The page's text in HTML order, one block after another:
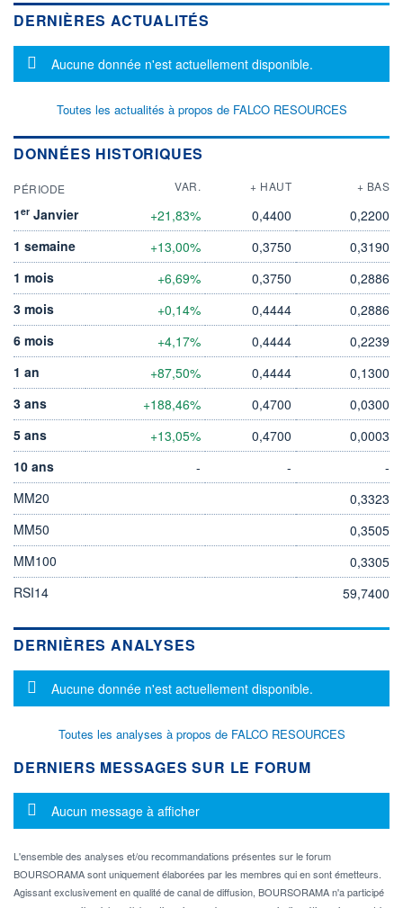
DERNIÈRES ACTUALITÉS
Message d'information
Aucune donnée n'est actuellement disponible.
Toutes les actualités à propos de FALCO RESOURCES
DONNÉES HISTORIQUES
PÉRIODE VAR. + HAUT + BAS
1er Janvier +21,83% 0,4400
0,2200
1 semaine
+13,00% 0,3750
0,3190
1 mois
+6,69% 0,3750
0,2886
3 mois
+0,14% 0,4444
0,2886
6 mois
+4,17% 0,4444
0,2239
1 an
+87,50% 0,4444
0,1300
3 ans
+188,46% 0,4700
0,0300
5 ans
+13,05% 0,4700
0,0003
10 ans
- -
-
MM20
0,3323
MM50
0,3505
MM100
0,3305
RSI14
59,7400
DERNIÈRES ANALYSES
Message d'information
Aucune donnée n'est actuellement disponible.
Toutes les analyses à propos de FALCO RESOURCES
DERNIERS MESSAGES SUR LE FORUM
Message d'information
Aucun message à afficher
L'ensemble des analyses et/ou recommandations présentes sur le forum
BOURSORAMA sont uniquement élaborées par les membres qui en sont émetteurs.
Agissant exclusivement en qualité de canal de diffusion, BOURSORAMA n'a participé